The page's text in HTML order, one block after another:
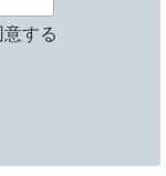
する